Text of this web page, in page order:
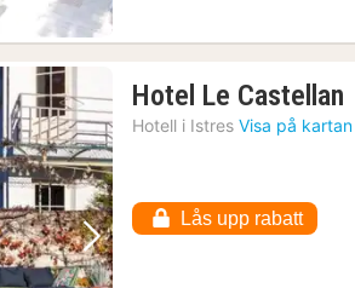
Nästa bild
Hotel Le Castellan
Hotell i Istres Visa på kartan
Lås upp rabatt